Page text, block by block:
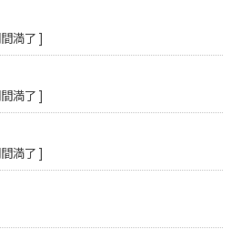
満了 ]
満了 ]
満了 ]